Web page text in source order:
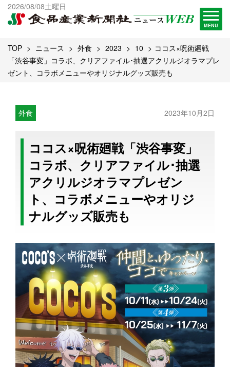
2026/08/08土曜日
MENU
出版物一覧へ
試読・購読申し込み
TOP ニュース 外食 2023 10
ココス×呪術廻戦
「渋谷事変」コラボ、クリアファイル･抽選アクリルジオラマプレ
ゼント、コラボメニューやオリジナルグッズ販売も
外食 2023年10月2日
ココス×呪術廻戦「渋谷事変」
コラボ、クリアファイル･抽選
アクリルジオラマプレゼン
ト、コラボメニューやオリジ
ナルグッズ販売も